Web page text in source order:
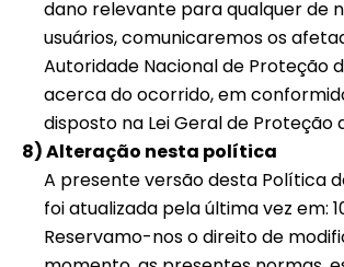
dano relevante para qualquer de
usuários, comunicaremos os
Autoridade Nacional de Proteção
acerca do ocorrido, em
disposto na Lei Geral de Proteção
8) Alteração nesta política
A presente versão desta Política
foi atualizada pela última vez em:
Reservamo-nos o direito de